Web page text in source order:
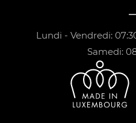
Lundi - Vendredi:
Samedi: